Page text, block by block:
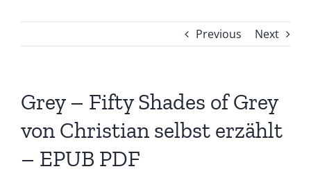
Previous Next
Grey – Fifty Shades of Grey
von Christian selbst erzählt
– EPUB PDF